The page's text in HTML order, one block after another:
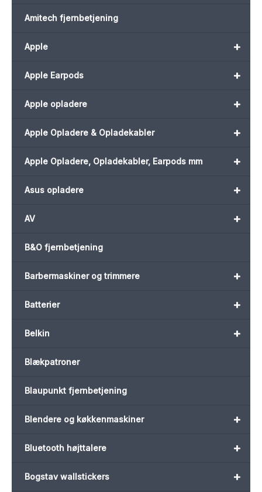
Amitech fjernbetjening
+
Apple
+
Apple Earpods
+
Apple opladere
+
Apple Opladere & Opladekabler
+
Apple Opladere, Opladekabler, Earpods mm
+
Asus opladere
+
AV
B&O fjernbetjening
+
Barbermaskiner og trimmere
+
Batterier
+
Belkin
Blækpatroner
Blaupunkt fjernbetjening
+
Blendere og køkkenmaskiner
+
Bluetooth højttalere
+
Bogstav wallstickers